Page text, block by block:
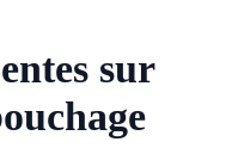
sur